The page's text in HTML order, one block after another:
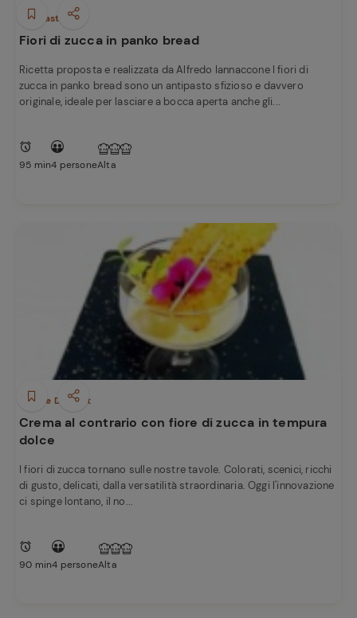
Antipasti
Fiori di zucca in panko bread
Ricetta proposta e realizzata da Alfredo Iannaccone I fiori di
zucca in panko bread sono un antipasto sfizioso e davvero
originale, ideale per lasciare a bocca aperta anche gli...
95 min4 personeAlta
Dolci e Dessert
Crema al contrario con fiore di zucca in tempura
dolce
I fiori di zucca tornano sulle nostre tavole. Colorati, scenici, ricchi
di gusto, delicati, dalla versatilità straordinaria. Oggi l'innovazione
ci spinge lontano, il no...
90 min4 personeAlta